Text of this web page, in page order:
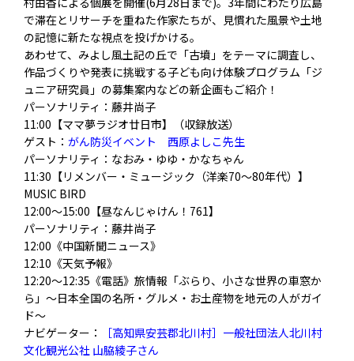
で滞在とリサーチを重ねた作家たちが、 見慣れた風景や土地
の記憶に新たな視点を投げかける。
あわせて、みよし風土記の丘で「古墳」をテーマに調査し、
作品づくりや発表に挑戦する子ども向け体験プログラム「ジ
ュニア研究員」の募集案内などの新企画もご紹介！
パーソナリティ：藤井尚子
11:00【ママ夢ラジオ廿日市】（収録放送）
ゲスト： がん防災イベント 西原よしこ先生
パーソナリティ：なおみ・ゆゆ・かなちゃん
11:30【リメンバー・ミュージック（洋楽70～80年代）】
MUSIC BIRD
12:00～15:00【昼なんじゃけん！761】
パーソナリティ：藤井尚子
12:00《中国新聞ニュース》
12:10《天気予報》
12:20〜12:35《電話》旅情報「ぶらり、小さな世界の車窓か
ら」〜日本全国の名所・グルメ・お土産物を地元の人がガイ
ド〜
ナビゲーター：
［高知県安芸郡北川村］一般社団法人北川村
文化観光公社 山脇綾子さん